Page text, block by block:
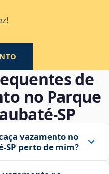
de
no Parque
vazamento no
perto de mim?